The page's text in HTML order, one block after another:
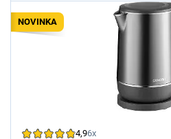
NOVINKA
4,96x